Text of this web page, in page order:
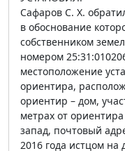
Сафаров С. Х.
в обоснование
собственником
номером
местоположение
ориентира,
ориентир – дом,
метрах от
запад, почтовый
2016 года истцом